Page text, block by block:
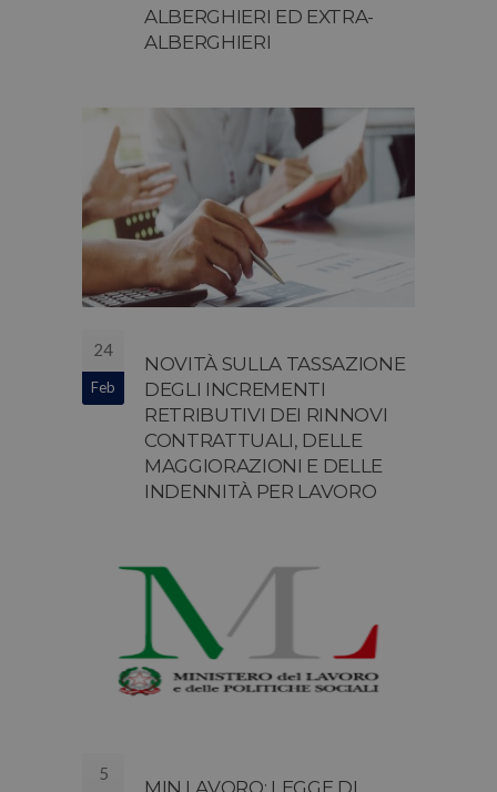
ALBERGHIERI ED EXTRA-
ALBERGHIERI
24
Feb
NOVITÀ SULLA TASSAZIONE
DEGLI INCREMENTI
RETRIBUTIVI DEI RINNOVI
CONTRATTUALI, DELLE
MAGGIORAZIONI E DELLE
INDENNITÀ PER LAVORO
SETTIMANALE O PER I TURNI
5
MIN.LAVORO: LEGGE DI